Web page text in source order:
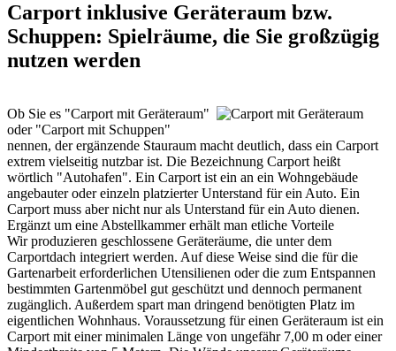
Carport inklusive Geräteraum bzw.
Schuppen: Spielräume, die Sie großzügig
nutzen werden
Ob Sie es "Carport mit Geräteraum"
oder "Carport mit Schuppen"
nennen, der ergänzende Stauraum macht deutlich, dass ein Carport
extrem vielseitig nutzbar ist. Die Bezeichnung Carport heißt
wörtlich "Autohafen". Ein Carport ist ein an ein Wohngebäude
angebauter oder einzeln platzierter Unterstand für ein Auto. Ein
Carport muss aber nicht nur als Unterstand für ein Auto dienen.
Ergänzt um eine Abstellkammer erhält man etliche Vorteile
Wir produzieren geschlossene Geräteräume, die unter dem
Carportdach integriert werden. Auf diese Weise sind die für die
Gartenarbeit erforderlichen Utensilienen oder die zum Entspannen
bestimmten Gartenmöbel gut geschützt und dennoch permanent
zugänglich. Außerdem spart man dringend benötigten Platz im
eigentlichen Wohnhaus. Voraussetzung für einen Geräteraum ist ein
Carport mit einer minimalen Länge von ungefähr 7,00 m oder einer